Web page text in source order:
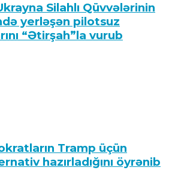
Silahlı Qüvvələrinin
yerləşən pilotsuz
“Ətirşah”la vurub
Tramp üçün
hazırladığını öyrənib